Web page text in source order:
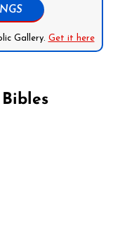
Gallery. Get it here